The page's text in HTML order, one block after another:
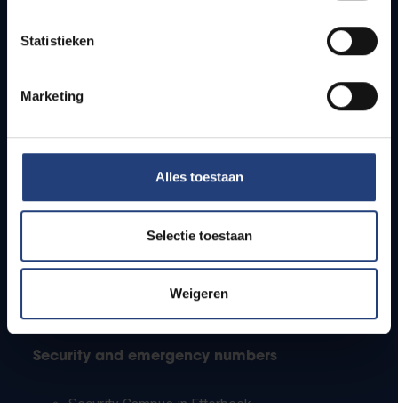
Statistieken
Marketing
Alles toestaan
Selectie toestaan
Weigeren
How to get to the VUB campuses
Students
PhD students
Teachers and secondary schools
Working students
Security and emergency numbers